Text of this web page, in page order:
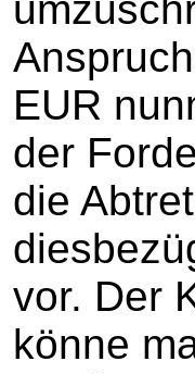
EUR
der
die
vor. Der
könne